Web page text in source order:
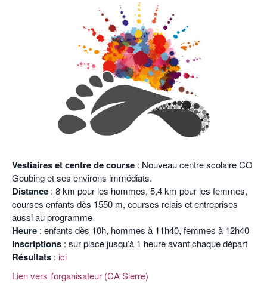
Vestiaires et centre de course : Nouveau centre scolaire CO
Goubing et ses environs immédiats.
Distance : 8 km pour les hommes, 5,4 km pour les femmes,
courses enfants dès 1550 m, courses relais et entreprises
aussi au programme
Heure : enfants dès 10h, hommes à 11h40, femmes à 12h40
Inscriptions : sur place jusqu’à 1 heure avant chaque départ
Résultats : ici
Lien vers l’organisateur (CA Sierre)